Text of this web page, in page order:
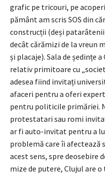
grafic pe tricouri, pe
pământ am scris SOS din
construcții (deși
decât cărămizi de la vreun
și placaje). Sala de ședințe
relativ primitoare cu
adesea fiind invitați
afaceri pentru a oferi
pentru politicile primăriei.
protestatari sau romi
ar fi auto-invitat pentru a
problemă care îi afectează
acest sens, spre deosebire
mize de putere, Clujul are